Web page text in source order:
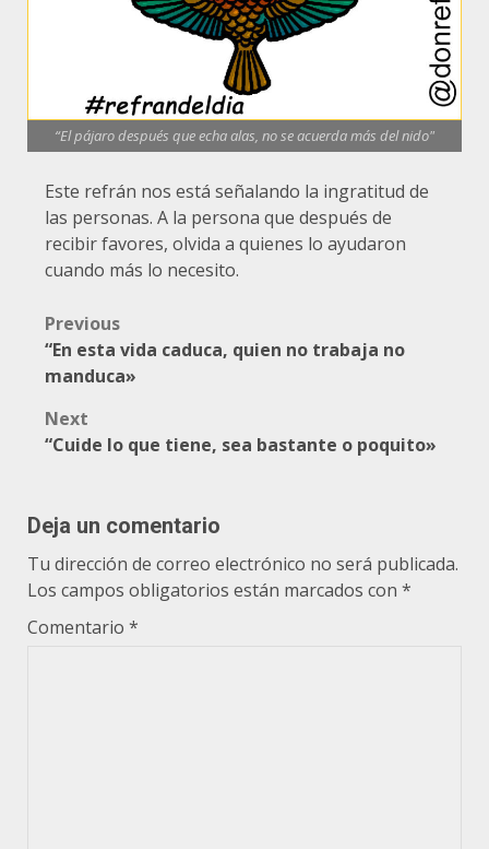
“El pájaro después que echa alas, no se acuerda más del nido"
Este refrán nos está señalando la ingratitud de
las personas. A la persona que después de
recibir favores, olvida a quienes lo ayudaron
cuando más lo necesito.
Post
navigation
Previous
“En esta vida caduca, quien no trabaja no
manduca»
Next
“Cuide lo que tiene, sea bastante o poquito»
Deja un comentario
Tu dirección de correo electrónico no será publicada.
Los campos obligatorios están marcados con *
Comentario *